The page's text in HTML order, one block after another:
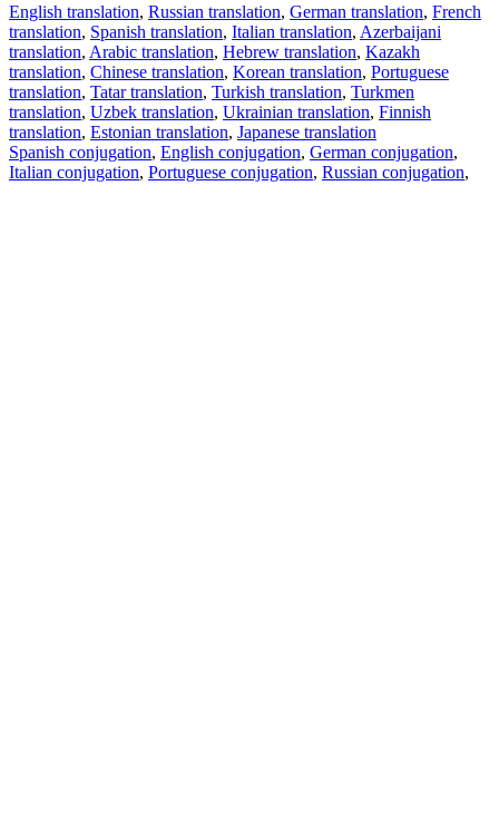
English translation, Russian translation, German translation, French
translation, Spanish translation, Italian translation, Azerbaijani
translation, Arabic translation, Hebrew translation, Kazakh
translation, Chinese translation, Korean translation, Portuguese
translation, Tatar translation, Turkish translation, Turkmen
translation, Uzbek translation, Ukrainian translation, Finnish
translation, Estonian translation, Japanese translation
Spanish conjugation, English conjugation, German conjugation,
Italian conjugation, Portuguese conjugation, Russian conjugation,